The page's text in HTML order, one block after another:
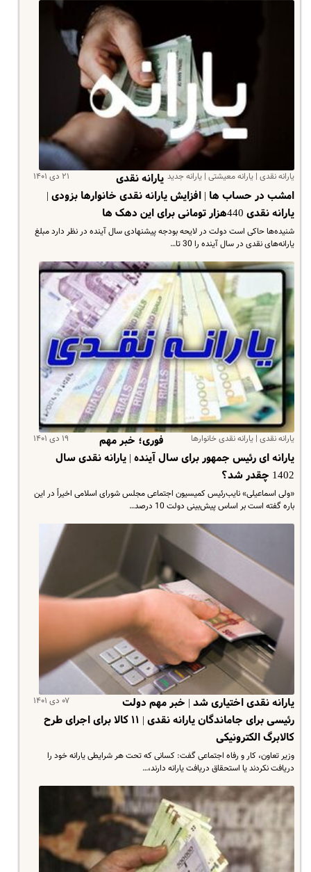
یارانه نقدی | یارانه معیشتی | یارانه جدید ۲۱ دی ۱۴۰۱
یارانه نقدی
امشب در حساب ها | افزایش یارانه نقدی خانوارها بزودی |
یارانه نقدی 440‌هزار تومانی برای این دهک ها
شنیده‌ها حاکی است دولت در لایحه بودجه پیشنهادی سال آینده در نظر دارد مبلغ
یارانه‌های نقدی در سال آینده را 30 تا…
یارانه نقدی | یارانه نقدی خانوارها ۱۹ دی ۱۴۰۱
فوری؛ خبر مهم
یارانه ای رئیس جمهور برای سال آینده | یارانه نقدی سال
1402 چقدر شد؟
«ولی اسماعیلی» نایب‌رئیس کمیسیون اجتماعی مجلس شورای اسلامی اخیراً در این
باره گفته است بر اساس پیش‌بینی دولت 10 درصد…
۰۷ دی ۱۴۰۱
یارانه نقدی اختیاری شد | خبر مهم دولت
رئیسی برای جاماندگان یارانه نقدی | ۱۱ کالا برای اجرای طرح
کالابرگ الکترونیکی
وزیر تعاون، کار و رفاه اجتماعی گفت: کسانی که تحت هر شرایطی یارانه خود را
دریافت نکردند یا استحقاق دریافت یارانه دارند،…